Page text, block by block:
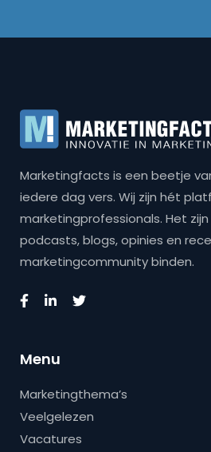
Marketingfacts is een beetje
iedere dag vers. Wij zijn hét
marketingprofessionals. Het
podcasts, blogs, opinies en
marketingcommunity binden.
Menu
Marketingthema’s
Veelgelezen
Vacatures